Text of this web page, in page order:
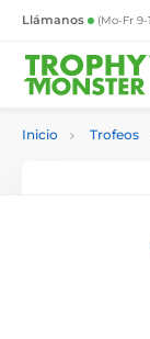
Llámanos (Mo-Fr 9-
Inicio Trofeos